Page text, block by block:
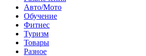
Авто/Мото
Обучение
Фитнес
Туризм
Товары
Разное